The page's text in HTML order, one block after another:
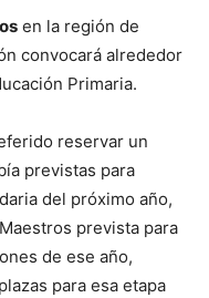
en la región de
convocará alrededor
Primaria.
reservar un
previstas para
del próximo año,
prevista para
de ese año,
para esa etapa